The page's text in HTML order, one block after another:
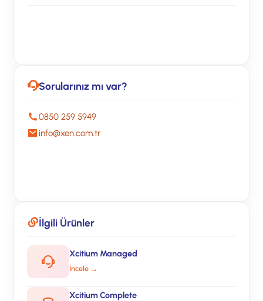
Sorularınız mı var?
0850 259 5949
info@xen.com.tr
İlgili Ürünler
Xcitium Managed
İncele →
Xcitium Complete